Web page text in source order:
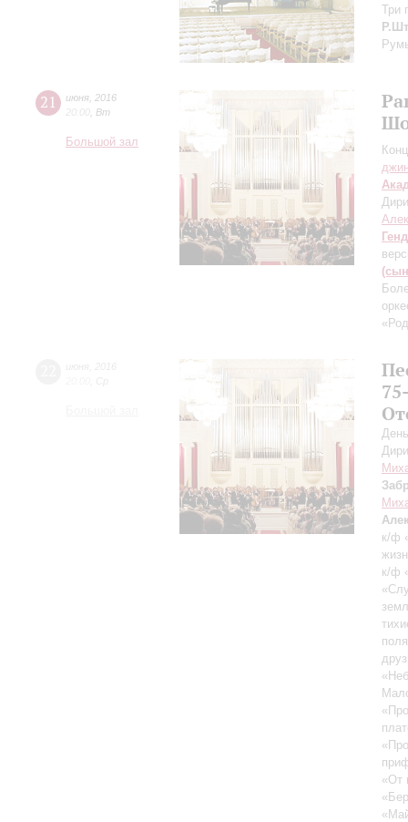
Три
21 июня 2016
20:00 Вт
Большой зал
к/ф
к/ф
«От